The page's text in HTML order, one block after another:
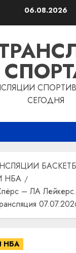
06.08.2026
СЕГОДНЯ
НБА
– ЛА Лейкерс.
НБА